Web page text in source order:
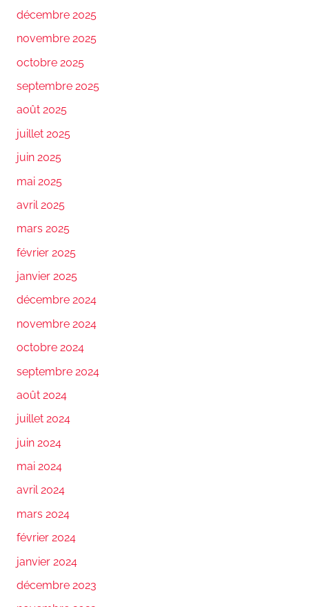
décembre 2025
novembre 2025
octobre 2025
septembre 2025
août 2025
juillet 2025
juin 2025
mai 2025
avril 2025
mars 2025
février 2025
janvier 2025
décembre 2024
novembre 2024
octobre 2024
septembre 2024
août 2024
juillet 2024
juin 2024
mai 2024
avril 2024
mars 2024
février 2024
janvier 2024
décembre 2023